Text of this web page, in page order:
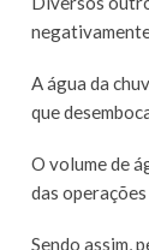
A água da
que
O volume de
das
Sendo assim,